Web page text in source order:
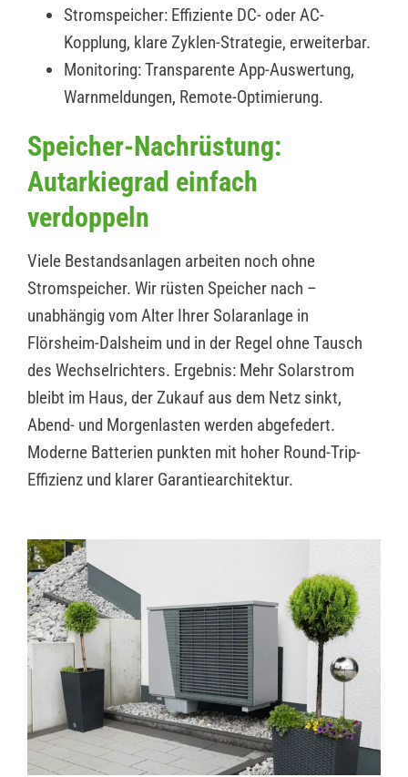
Stromspeicher: Effiziente DC- oder AC-
Kopplung, klare Zyklen-Strategie, erweiterbar.
Monitoring: Transparente App-Auswertung,
Warnmeldungen, Remote-Optimierung.
Speicher-Nachrüstung:
Autarkiegrad einfach
verdoppeln
Viele Bestandsanlagen arbeiten noch ohne
Stromspeicher. Wir rüsten Speicher nach –
unabhängig vom Alter Ihrer Solaranlage in
Flörsheim-Dalsheim und in der Regel ohne Tausch
des Wechselrichters. Ergebnis: Mehr Solarstrom
bleibt im Haus, der Zukauf aus dem Netz sinkt,
Abend- und Morgenlasten werden abgefedert.
Moderne Batterien punkten mit hoher Round-Trip-
Effizienz und klarer Garantiearchitektur.